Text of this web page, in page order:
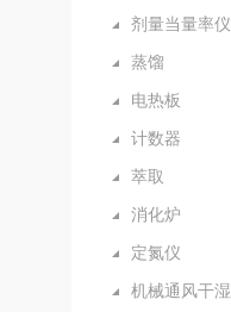
剂量当量率仪
蒸馏
电热板
计数器
萃取
消化炉
定氮仪
机械通风干